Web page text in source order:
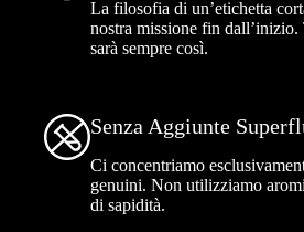
La filosofia di un’etichetta
nostra missione fin dall’inizio.
sarà sempre così.
Senza Aggiunte
Ci concentriamo
genuini. Non utilizziamo
di sapidità.